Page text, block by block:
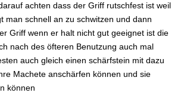
achten dass der Griff rutschfest ist weil
man schnell an zu schwitzen und dann
Griff wenn er halt nicht gut geeignet ist die
nach des öfteren Benutzung auch mal
auch gleich einen schärfstein mit dazu
Machete anschärfen können und sie
können